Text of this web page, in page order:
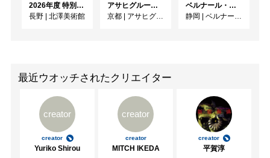
2026年度 特別展「ガレとドーム、アール･ヌーヴォーのガラス 水辺のやすらぎ、海の神秘」
長野 | 北澤美術館
アサヒグループ大山崎山荘美術館 開館30周年記念展「没後100年 クロード・モネ」
京都 | アサヒグループ大山崎山荘美術館
ベルナール・ビュフェと写真 ーカメラがとらえたビュフェとその時代、そして21 世紀へ
静岡 | ベルナール・ビュフェ美術館
最近ウオッチされたクリエイター
creator
creator
Yuriko Shirou
creator
creator
MITCH IKEDA
creator
平賀淳